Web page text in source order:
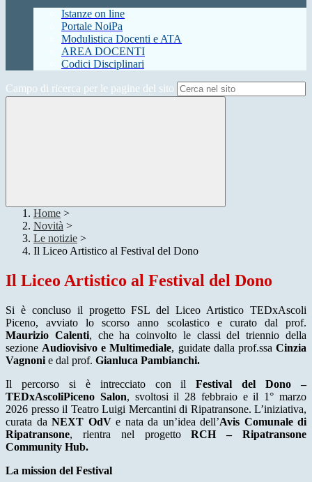
Istanze on line
Portale NoiPa
Modulistica Docenti e ATA
AREA DOCENTI
Codici Disciplinari
Campo di ricerca per le pagine del sito
Home >
Novità >
Le notizie >
Il Liceo Artistico al Festival del Dono
Il Liceo Artistico al Festival del Dono
Si è concluso il progetto FSL del Liceo Artistico TEDxAscoli
Piceno, avviato lo scorso anno scolastico e curato dal prof.
Maurizio Calenti, che ha coinvolto le classi del triennio della
sezione Audiovisivo e Multimediale, guidate dalla prof.ssaCinzia
Vagnoni e dal prof. Gianluca Pambianchi.
Il percorso si è intrecciato con ilFestival del Dono –
TEDxAscoliPiceno Salon, svoltosi il 28 febbraio e il 1° marzo
2026 presso il Teatro Luigi Mercantini di Ripatransone. L’iniziativa,
curata da NEXT OdVe nata da un’idea dell’Avis Comunale di
Ripatransone, rientra nel progettoRCH – Ripatransone
Community Hub.
La mission del Festival